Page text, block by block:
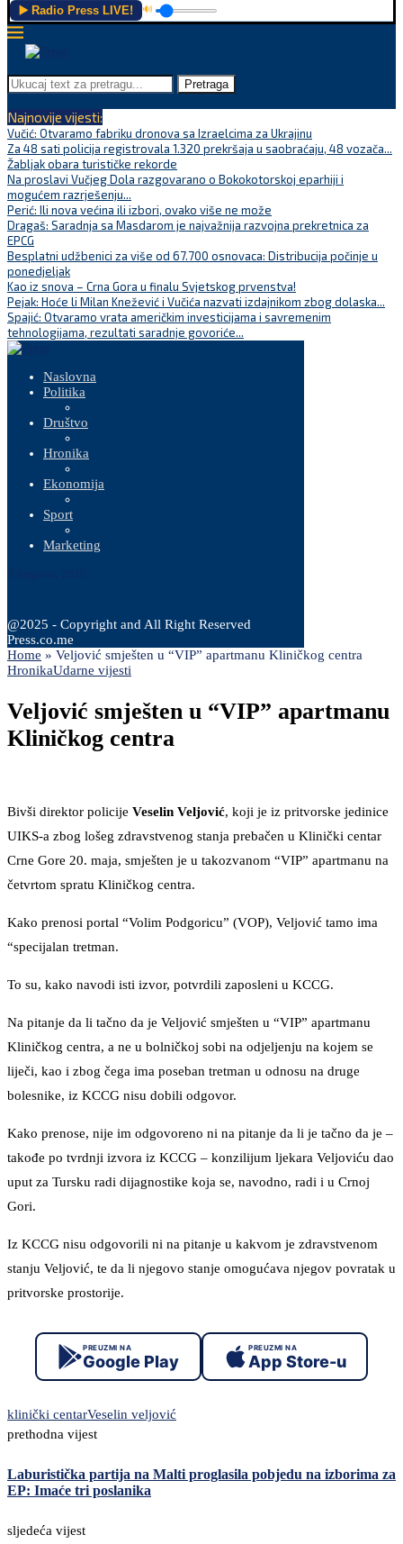
▶️ Radio Press LIVE! 🔊
Pretraga
Najnovije vijesti:
Vučić: Otvaramo fabriku dronova sa Izraelcima za Ukrajinu
Za 48 sati policija registrovala 1.320 prekršaja u saobraćaju, 48 vozača...
Žabljak obara turističke rekorde
Na proslavi Vučjeg Dola razgovarano o Bokokotorskoj eparhiji i
mogućem razrješenju...
Perić: Ili nova većina ili izbori, ovako više ne može
Dragaš: Saradnja sa Masdarom je najvažnija razvojna prekretnica za
EPCG
Besplatni udžbenici za više od 67.700 osnovaca: Distribucija počinje u
ponedjeljak
Kao iz snova – Crna Gora u finalu Svjetskog prvenstva!
Pejak: Hoće li Milan Knežević i Vučića nazvati izdajnikom zbog dolaska...
Spajić: Otvaramo vrata američkim investicijama i savremenim
tehnologijama, rezultati saradnje govoriće...
Naslovna
Politika
Društvo
Hronika
Ekonomija
Sport
Marketing
@2025 - Copyright and All Right Reserved
Press.co.me
Home » Veljović smješten u “VIP” apartmanu Kliničkog centra
HronikaUdarne vijesti
Veljović smješten u “VIP” apartmanu
Kliničkog centra
Bivši direktor policije Veselin Veljović, koji je iz pritvorske jedinice
UIKS-a zbog lošeg zdravstvenog stanja prebačen u Klinički centar
Crne Gore 20. maja, smješten je u takozvanom “VIP” apartmanu na
četvrtom spratu Kliničkog centra.
Kako prenosi portal “Volim Podgoricu” (VOP), Veljović tamo ima
“specijalan tretman.
To su, kako navodi isti izvor, potvrdili zaposleni u KCCG.
Na pitanje da li tačno da je Veljović smješten u “VIP” apartmanu
Kliničkog centra, a ne u bolničkoj sobi na odjeljenju na kojem se
liječi, kao i zbog čega ima poseban tretman u odnosu na druge
bolesnike, iz KCCG nisu dobili odgovor.
Kako prenose, nije im odgovoreno ni na pitanje da li je tačno da je –
takođe po tvrdnji izvora iz KCCG – konzilijum ljekara Veljoviću dao
uput za Tursku radi dijagnostike koja se, navodno, radi i u Crnoj
Gori.
Iz KCCG nisu odgovorili ni na pitanje u kakvom je zdravstvenom
stanju Veljović, te da li njegovo stanje omogućava njegov povratak u
pritvorske prostorije.
PREUZMI NA
Google Play
PREUZMI NA
App Store-u
klinički centarVeselin veljović
prethodna vijest
Laburistička partija na Malti proglasila pobjedu na izborima za
EP: Imaće tri poslanika
sljedeća vijest